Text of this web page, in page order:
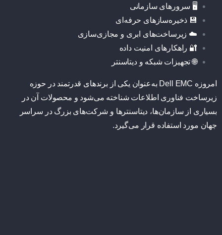
🖥️ سرورهای سازمانی
💾 ذخیره‌سازهای حرفه‌ای
☁️ زیرساخت‌های ابری و مجازی‌سازی
🔐 راهکارهای امنیت داده
🌐 تجهیزات شبکه و دیتاسنتر
امروزه Dell EMC به‌عنوان یکی از برندهای قدرتمند در حوزه
زیرساخت فناوری اطلاعات شناخته می‌شود و محصولات آن در
بسیاری از سازمان‌ها، دیتاسنترها و شرکت‌های بزرگ در سراسر
جهان مورد استفاده قرار می‌گیرد.